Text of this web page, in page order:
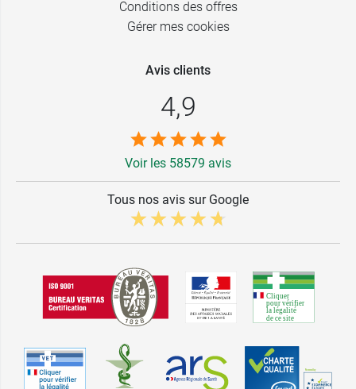
Conditions des offres
Gérer mes cookies
Avis clients
4,9
Voir les 58579 avis
Tous nos avis sur Google